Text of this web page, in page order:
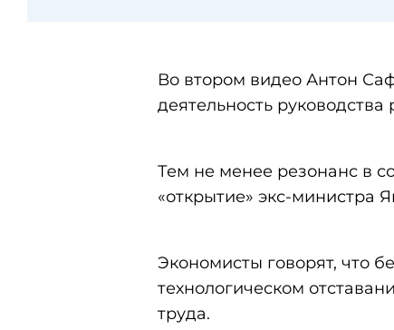
Во втором видео Антон
деятельность
Тем не менее резонанс в
«открытие» экс-министра
Экономисты говорят, что
технологическом
труда.